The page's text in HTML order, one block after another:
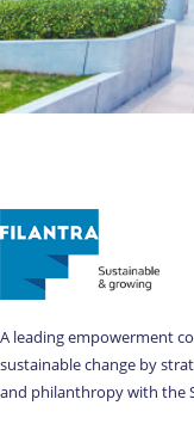
A leading empowerment
sustainable change by
and philanthropy with the